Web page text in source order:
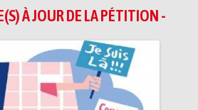
À JOUR DE LA PÉTITION -